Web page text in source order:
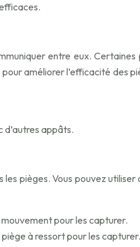
entre eux.
améliorer l’efficacité des
d’autres appâts.
pièges. Vous pouvez
pour les capturer.
à ressort pour les capturer.